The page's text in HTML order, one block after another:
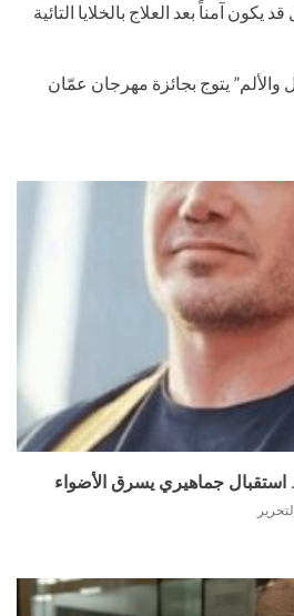
آمناً بعد العلاج بالخلايا التائية
والألم” يتوج بجائزة مهرجان عمّان
جماهيري يسرق الأضواء